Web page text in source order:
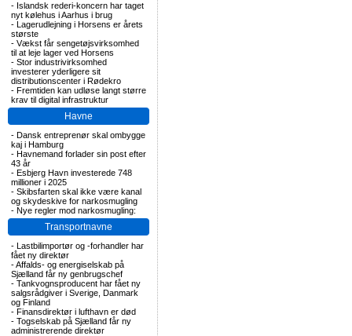
- Islandsk rederi-koncern har taget
nyt kølehus i Aarhus i brug
- Lagerudlejning i Horsens er årets
største
- Vækst får sengetøjsvirksomhed
til at leje lager ved Horsens
- Stor industrivirksomhed
investerer yderligere sit
distributionscenter i Rødekro
- Fremtiden kan udløse langt større
krav til digital infrastruktur
Havne
- Dansk entreprenør skal ombygge
kaj i Hamburg
- Havnemand forlader sin post efter
43 år
- Esbjerg Havn investerede 748
millioner i 2025
- Skibsfarten skal ikke være kanal
og skydeskive for narkosmugling
- Nye regler mod narkosmugling:
Transportnavne
- Lastbilimportør og -forhandler har
fået ny direktør
-Affalds- og energiselskab på
Sjælland får ny genbrugschef
- Tankvognsproducent har fået ny
salgsrådgiver i Sverige, Danmark
og Finland
- Finansdirektør i lufthavn er død
- Togselskab på Sjælland får ny
administrerende direktør